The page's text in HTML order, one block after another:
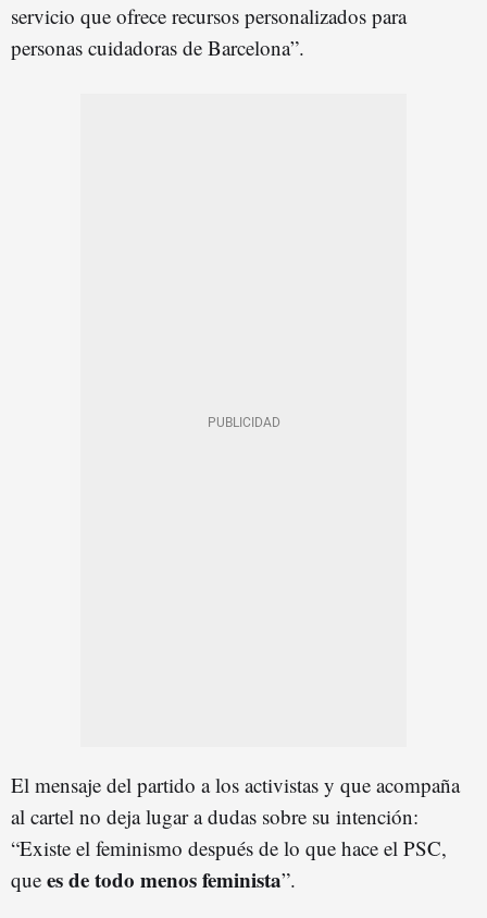
servicio que ofrece recursos personalizados para
personas cuidadoras de Barcelona”.
El mensaje del partido a los activistas y que acompaña
al cartel no deja lugar a dudas sobre su intención:
“Existe el feminismo después de lo que hace el PSC,
que es de todo menos feminista”.